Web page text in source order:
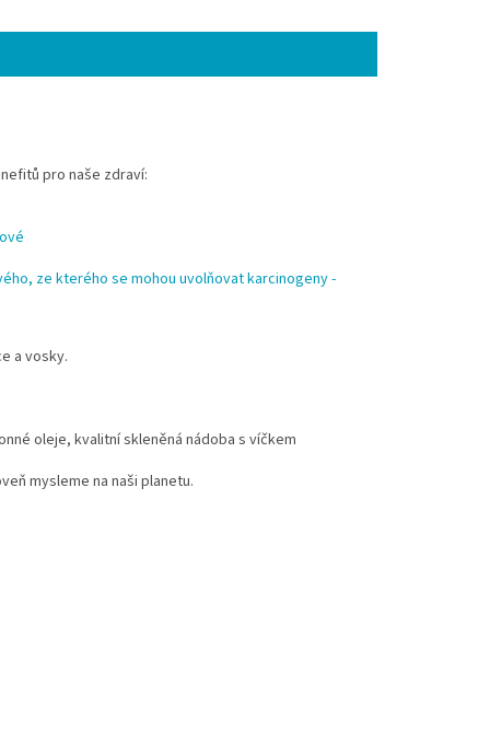
pro naše zdraví:
ze kterého se mohou uvolňovat karcinogeny -
a vosky.
oleje, kvalitní skleněná nádoba s víčkem
mysleme na naši planetu.